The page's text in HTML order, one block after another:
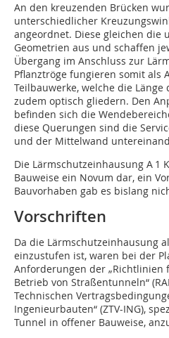
An den kreuzenden Brücken
unterschiedlicher
angeordnet. Diese gleichen die
Geometrien aus und schaffen
Übergang im Anschluss zur
Pflanztröge fungieren somit als
Teilbauwerke, welche die
zudem optisch gliedern. Den
befinden sich die
diese Querungen sind die
und der Mittelwand
Die Lärmschutzeinhausung A 1
Bauweise ein Novum dar, ein
Bauvorhaben gab es bislang
Vorschriften
Da die Lärmschutzeinhausung
einzustufen ist, waren bei der
Anforderungen der
Betrieb von Straßentunneln“
Technischen
Ingenieurbauten“ (ZTV-ING),
Tunnel in offener Bauweise,